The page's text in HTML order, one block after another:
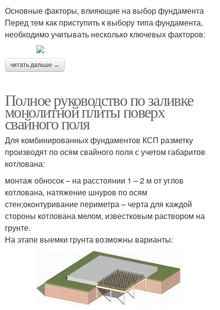
Основные факторы, влияющие на выбор фундамента
Перед тем как приступить к выбору типа фундамента,
необходимо учитывать несколько ключевых факторов:
читать дальше →
Полное руководство по заливке
монолитной плиты поверх
свайного поля
Для комбинированных фундаментов КСП разметку
производят по осям свайного поля с учетом габаритов
котлована:
монтаж обносок – на расстоянии 1 – 2 м от углов
котлована, натяжение шнуров по осям
стен;оконтуривание периметра – черта для каждой
стороны котлована мелом, известковым раствором на
грунте.
На этапе выемки грунта возможны варианты: